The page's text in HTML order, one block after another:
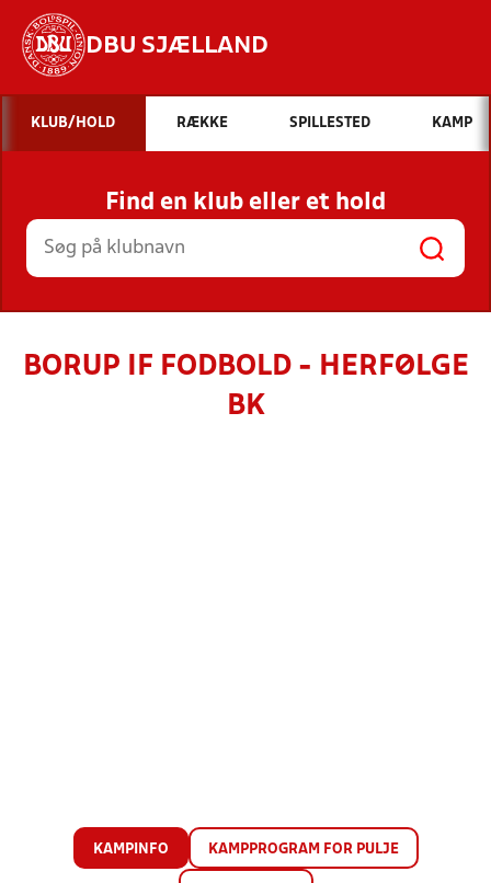
DBU SJÆLLAND
Hvad vil du søge efter?
INDHOLD OG NYHEDER
STILLINGER, RESULTATER, KLUBBER OG
HOLD
KLUB/HOLD RÆKKE SPILLESTED KAMP
Find en klub eller et hold
BORUP IF FODBOLD - HERFØLGE
BK
KAMPINFO KAMPPROGRAM FOR PULJE